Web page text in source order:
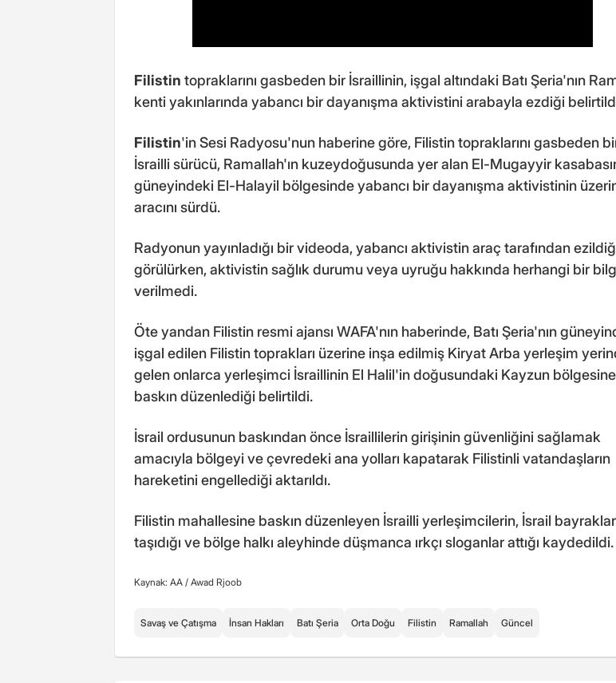
Filistin topraklarını gasbeden bir İsraillinin, işgal altındaki Batı Şeria'nın
kenti yakınlarında yabancı bir dayanışma aktivistini arabayla ezdiği
Filistin'in Sesi Radyosu'nun haberine göre, Filistin topraklarını gasbeden
İsrailli sürücü, Ramallah'ın kuzeydoğusunda yer alan El-Mugayyir
güneyindeki El-Halayil bölgesinde yabancı bir dayanışma aktivistinin
aracını sürdü.
Radyonun yayınladığı bir videoda, yabancı aktivistin araç tarafından
görülürken, aktivistin sağlık durumu veya uyruğu hakkında herhangi bir
verilmedi.
Öte yandan Filistin resmi ajansı WAFA'nın haberinde, Batı Şeria'nın
işgal edilen Filistin toprakları üzerine inşa edilmiş Kiryat Arba yerleşim
gelen onlarca yerleşimci İsraillinin El Halil'in doğusundaki Kayzun bölgesine
baskın düzenlediği belirtildi.
İsrail ordusunun baskından önce İsraillilerin girişinin güvenliğini sağlamak
amacıyla bölgeyi ve çevredeki ana yolları kapatarak Filistinli vatandaşların
hareketini engellediği aktarıldı.
Filistin mahallesine baskın düzenleyen İsrailli yerleşimcilerin, İsrail
taşıdığı ve bölge halkı aleyhinde düşmanca ırkçı sloganlar attığı kaydedildi.
Kaynak: AA / Awad Rjoob
Savaş ve Çatışma İnsan Hakları Batı Şeria Orta Doğu Filistin Ramallah Güncel